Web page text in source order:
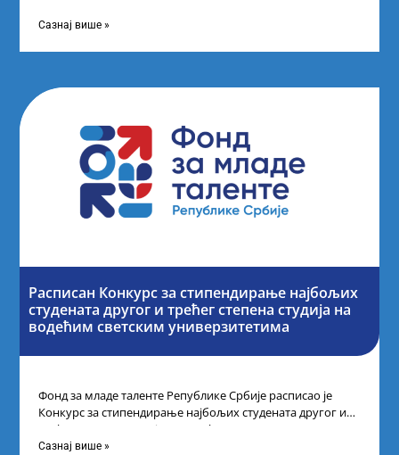
Сазнај више »
Расписан Конкурс за стипендирање најбољих
студената другог и трећег степена студија на
водећим светским универзитетима
Фонд за младе таленте Републике Србије расписао је
Конкурс за стипендирање најбољих студената другог и
трећег степена студија на водећим
Сазнај више »